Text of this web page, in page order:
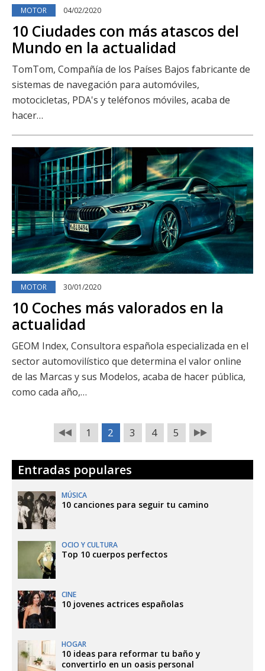
MOTOR 04/02/2020
10 Ciudades con más atascos del
Mundo en la actualidad
TomTom, Compañía de los Países Bajos fabricante de
sistemas de navegación para automóviles,
motocicletas, PDA's y teléfonos móviles, acaba de
hacer…
MOTOR 30/01/2020
10 Coches más valorados en la
actualidad
GEOM Index, Consultora española especializada en el
sector automovilístico que determina el valor online
de las Marcas y sus Modelos, acaba de hacer pública,
como cada año,…
1 2 3 4 5
Entradas populares
MÚSICA
10 canciones para seguir tu camino
OCIO Y CULTURA
Top 10 cuerpos perfectos
CINE
10 jovenes actrices españolas
HOGAR
10 ideas para reformar tu baño y
convertirlo en un oasis personal